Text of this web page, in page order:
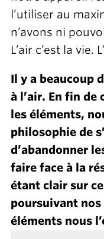
l’utiliser au
n’avons ni
L’air c’est la vie.
Il y a beaucoup
à l’air. En fin
les éléments,
philosophie de
d’abandonner
faire face à la
étant clair sur
poursuivant
éléments nous